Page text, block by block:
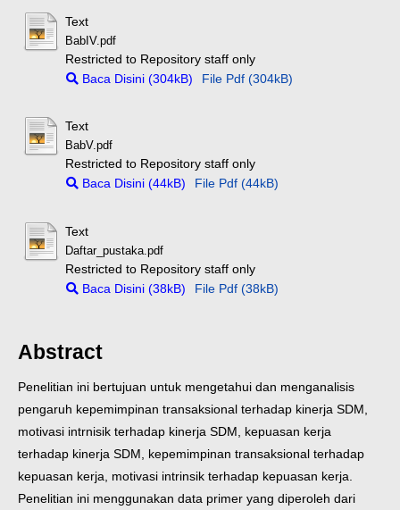
Text
BabIV.pdf
Restricted to Repository staff only
Baca Disini (304kB)
File Pdf (304kB)
Text
BabV.pdf
Restricted to Repository staff only
Baca Disini (44kB)
File Pdf (44kB)
Text
Daftar_pustaka.pdf
Restricted to Repository staff only
Baca Disini (38kB)
File Pdf (38kB)
Abstract
Penelitian ini bertujuan untuk mengetahui dan menganalisis
pengaruh kepemimpinan transaksional terhadap kinerja SDM,
motivasi intrnisik terhadap kinerja SDM, kepuasan kerja
terhadap kinerja SDM, kepemimpinan transaksional terhadap
kepuasan kerja, motivasi intrinsik terhadap kepuasan kerja.
Penelitian ini menggunakan data primer yang diperoleh dari